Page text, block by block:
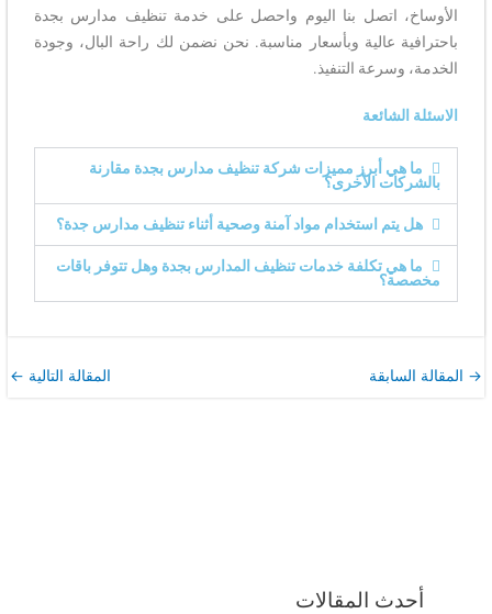
أحدث المقالات
الأوساخ، اتصل بنا اليوم واحصل على خدمة تنظيف مدارس بجدة
باحترافية عالية وبأسعار مناسبة. نحن نضمن لك راحة البال، وجودة
الخدمة، وسرعة التنفيذ.
الاسئلة الشائعة
ما هي أبرز مميزات شركة تنظيف مدارس بجدة مقارنة
بالشركات الأخرى؟
هل يتم استخدام مواد آمنة وصحية أثناء تنظيف مدارس جدة؟
ما هي تكلفة خدمات تنظيف المدارس بجدة وهل تتوفر باقات
مخصصة؟
→ المقالة السابقة المقالة التالية ←